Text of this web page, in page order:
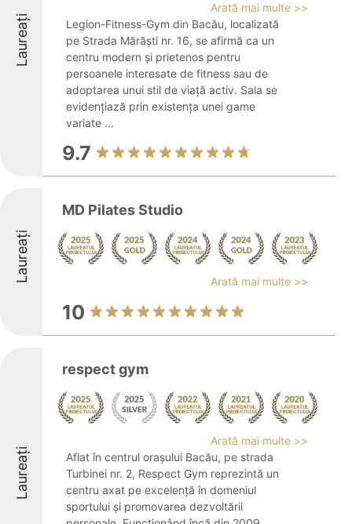
Laureați
Arată mai multe >>
Legion-Fitness-Gym din Bacău, localizată
pe Strada Mărăști nr. 16, se afirmă ca un
centru modern și prietenos pentru
persoanele interesate de fitness sau de
adoptarea unui stil de viață activ. Sala se
evidențiază prin existența unei game
variate ...
9.7
Laureați
MD Pilates Studio
Arată mai multe >>
10
Laureați
respect gym
Arată mai multe >>
Aflat în centrul orașului Bacău, pe strada
Turbinei nr. 2, Respect Gym reprezintă un
centru axat pe excelență în domeniul
sportului și promovarea dezvoltării